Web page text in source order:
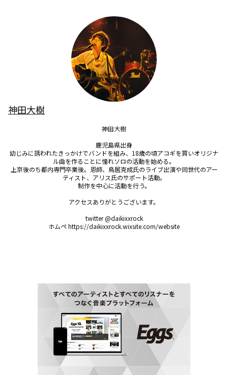
神田大樹
神田大樹
鹿児島県出身
幼じみに誘われたきっかけでバンドを組み、18歳の頃アコギを買いオリジナ
ル曲を作ることに憧れソロの活動を始める。
上京後のち都内専門卒業後。恩師、鳥居克成氏のライブ出演や同世代のアー
ティスト、アリス氏のサポート活動。
制作を中心に活動を行う。
アクセスありがとうございます。
twitter @daikixxrock
ホムペ https://daikixxrock.wixsite.com/website